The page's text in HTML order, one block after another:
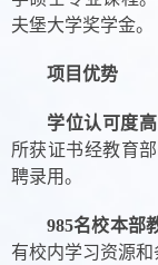
夫堡大学奖学金。
项目优势
学位认可度高
所获证书经教育
聘录用。
985名校本部
有校内学习资源和